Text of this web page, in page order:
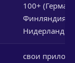
100+
Финляндия,
Нидерланды
свои